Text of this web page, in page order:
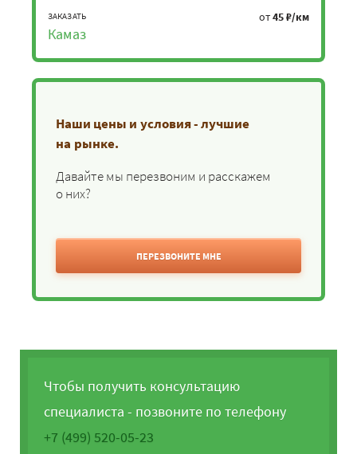
ЗАКАЗАТЬ
Камаз
от45 ₽/км
Наши цены и условия - лучшие
на рынке.
Давайте мы перезвоним и расскажем
о них?
ПЕРЕЗВОНИТЕ МНЕ
Чтобы получить консультацию
специалиста - позвоните по телефону
+7 (499) 520-05-23